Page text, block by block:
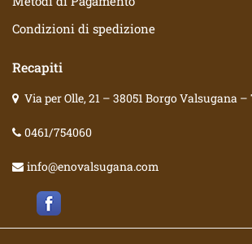
Condizioni di spedizione
Recapiti
Via per Olle, 21 – 38051 Borgo Valsugana –
0461/754060
info@enovalsugana.com